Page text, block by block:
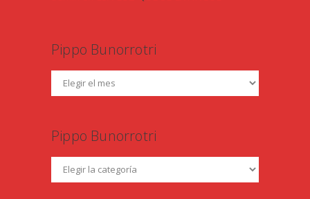
Pippo Bunorrotri
Pippo Bunorrotri